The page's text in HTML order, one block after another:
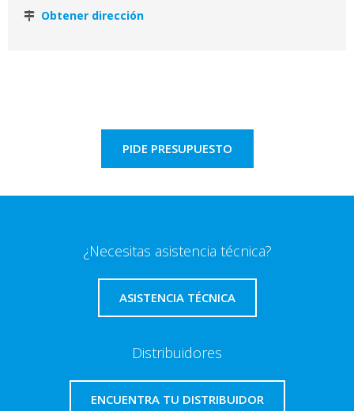
Obtener dirección
PIDE PRESUPUESTO
¿Necesitas asistencia técnica?
ASISTENCIA TÉCNICA
Distribuidores
ENCUENTRA TU DISTRIBUIDOR